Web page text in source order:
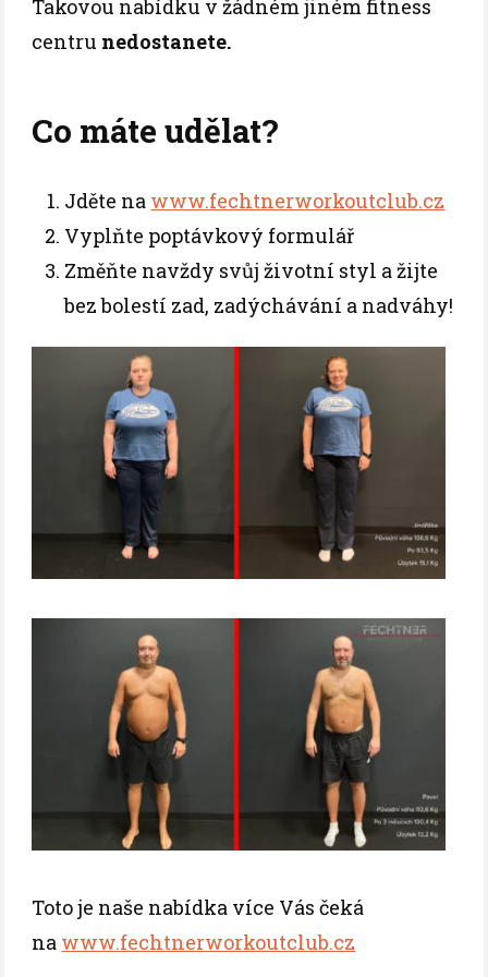
Takovou nabídku v žádném jiném fitness
centru nedostanete.
Co máte udělat?
Jděte na www.fechtnerworkoutclub.cz
Vyplňte poptávkový formulář
Změňte navždy svůj životní styl a žijte
bez bolestí zad, zadýchávání a nadváhy!
Toto je naše nabídka více Vás čeká
na www.fechtnerworkoutclub.cz